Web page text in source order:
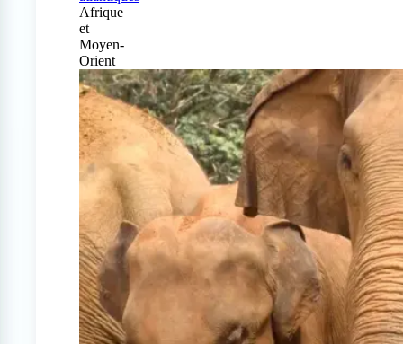
Afrique
et
Moyen-
Orient